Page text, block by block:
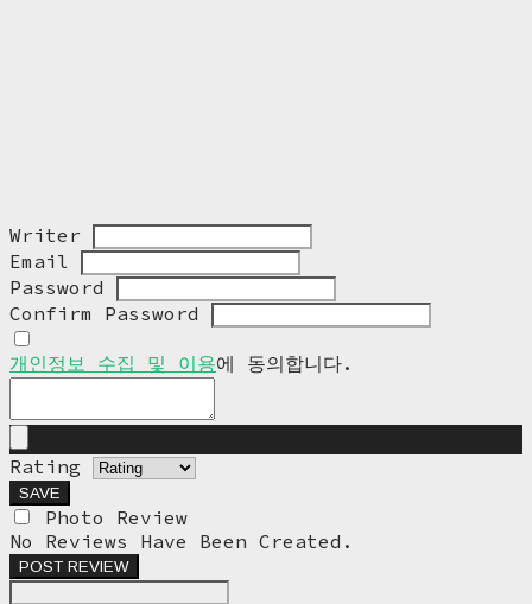
Writer
Email
Password
Confirm Password
개인정보 수집 및 이용에 동의합니다.
Rating
SAVE
Photo Review
No Reviews Have Been Created.
POST REVIEW